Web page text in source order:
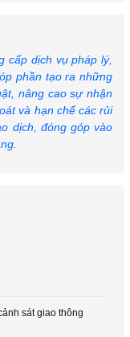
cấp dịch vụ pháp lý,
phần tạo ra những
nâng cao sự nhận
và hạn chế các rủi
dịch, đóng góp vào
sát giao thông